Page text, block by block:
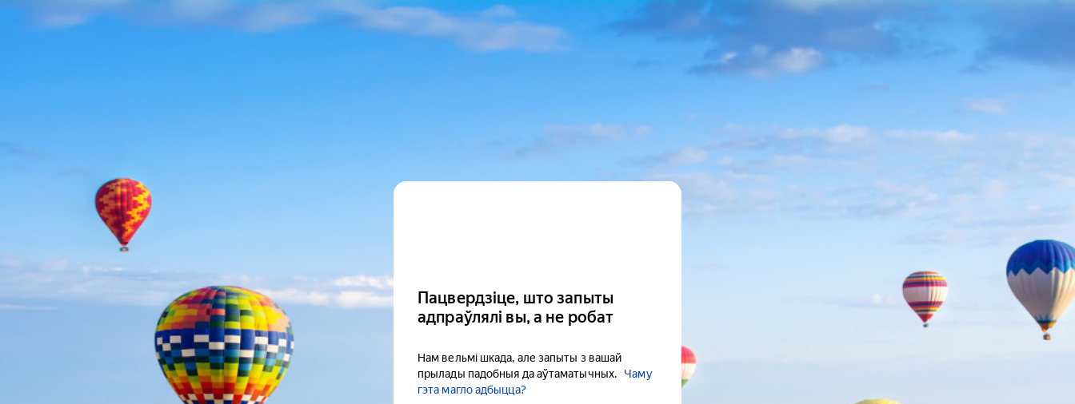
Пацвердзіце, што запыты
адпраўлялі вы, а не робат
Нам вельмі шкада, але запыты з вашай
прылады падобныя да аўтаматычных.
Чаму
гэта магло адбыцца?